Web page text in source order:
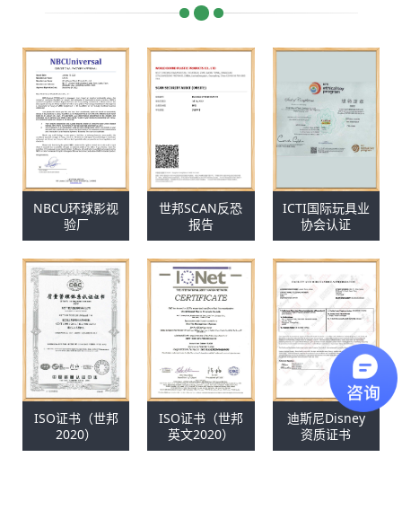
NBCU环球影视
验厂
世邦SCAN反恐
报告
ICTI国际玩具业
协会认证
ISO证书（世邦
2020）
ISO证书（世邦
英文2020）
迪斯尼Disney
资质证书